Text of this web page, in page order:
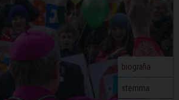
biografia
stemma